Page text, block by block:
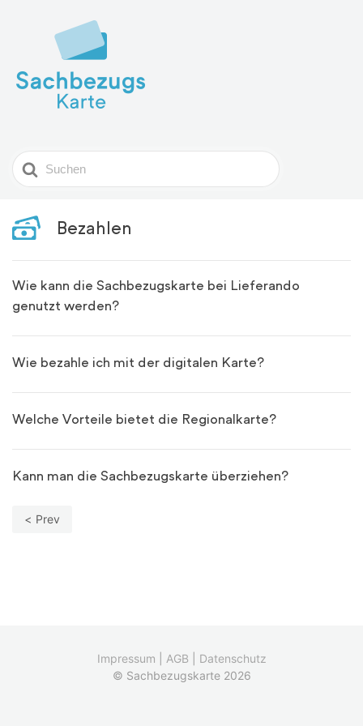
Search
For
Bezahlen
Wie kann die Sachbezugskarte bei Lieferando
genutzt werden?
Wie bezahle ich mit der digitalen Karte?
Welche Vorteile bietet die Regionalkarte?
Kann man die Sachbezugskarte überziehen?
Prev
Impressum AGB
Datenschutz
© Sachbezugskarte 2026